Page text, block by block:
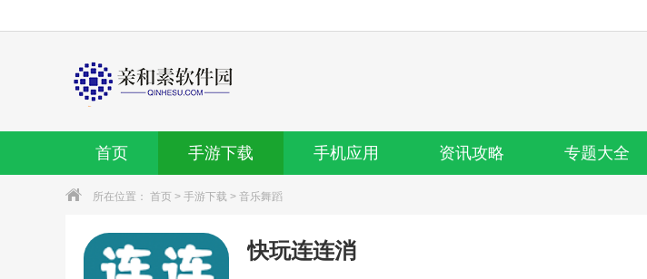
首页 手游下载 手机应用 资讯攻略 专题大全
所在位置： 首页 > 手游下载 > 音乐舞蹈
快玩连连消